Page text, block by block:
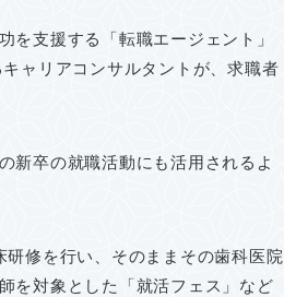
を支援する「転職エージェント」
ャリアコンサルタントが、求職者
新卒の就職活動にも活用されるよ
修を行い、そのままその歯科医院
を対象とした「就活フェス」など